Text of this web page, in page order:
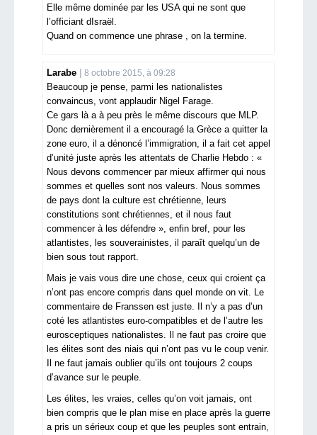
Elle même dominée par les USA qui ne sont que
l’officiant dIsraël.
Quand on commence une phrase , on la termine.
Larabe 8 octobre 2015, à 09:28
Beaucoup je pense, parmi les nationalistes
convaincus, vont applaudir Nigel Farage.
Ce gars là a à peu près le même discours que MLP.
Donc dernièrement il a encouragé la Grèce a quitter la
zone euro, il a dénoncé l’immigration, il a fait cet appel
d’unité juste après les attentats de Charlie Hebdo : «
Nous devons commencer par mieux affirmer qui nous
sommes et quelles sont nos valeurs. Nous sommes
de pays dont la culture est chrétienne, leurs
constitutions sont chrétiennes, et il nous faut
commencer à les défendre », enfin bref, pour les
atlantistes, les souverainistes, il paraît quelqu’un de
bien sous tout rapport.
Mais je vais vous dire une chose, ceux qui croient ça
n’ont pas encore compris dans quel monde on vit. Le
commentaire de Franssen est juste. Il n’y a pas d’un
coté les atlantistes euro-compatibles et de l’autre les
eurosceptiques nationalistes. Il ne faut pas croire que
les élites sont des niais qui n’ont pas vu le coup venir.
Il ne faut jamais oublier qu’ils ont toujours 2 coups
d’avance sur le peuple.
Les élites, les vraies, celles qu’on voit jamais, ont
bien compris que le plan mise en place après la guerre
a pris un sérieux coup et que les peuples sont entrain,